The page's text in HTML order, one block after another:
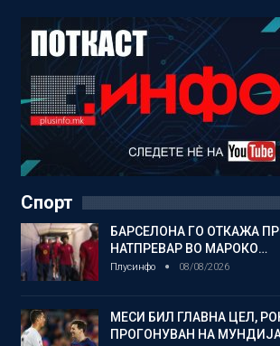
Спорт
БАРСЕЛОНА ГО ОТКАЖА
НАТПРЕВАР ВО МАРОКО…
Плусинфо 08/08/2026
МЕСИ БИЛ ГЛАВНА ЦЕЛ,
ПРОГОНУВАН НА